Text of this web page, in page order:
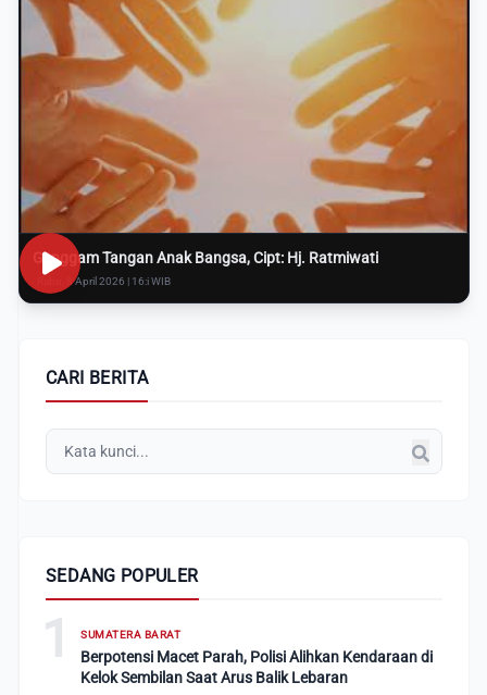
Genggam Tangan Anak Bangsa, Cipt: Hj. Ratmiwati
Rabu, 8 April 2026 | 16:i WIB
CARI BERITA
SEDANG POPULER
1 SUMATERA BARAT
Berpotensi Macet Parah, Polisi Alihkan Kendaraan di
Kelok Sembilan Saat Arus Balik Lebaran